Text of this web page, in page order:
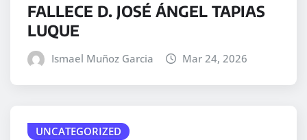
FALLECE D. JOSÉ ÁNGEL TAPIAS
LUQUE
Ismael Muñoz Garcia Mar 24, 2026
UNCATEGORIZED